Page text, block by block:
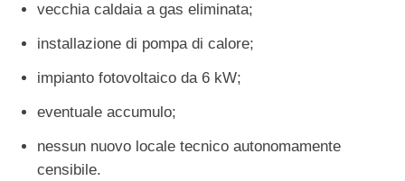
vecchia caldaia a gas eliminata;
installazione di pompa di calore;
impianto fotovoltaico da 6 kW;
eventuale accumulo;
nessun nuovo locale tecnico autonomamente
censibile.